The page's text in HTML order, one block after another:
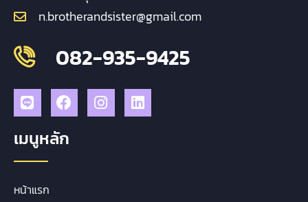
n.brotherandsister@gmail.com
082-935-9425
เมนูหลัก
หน้าแรก